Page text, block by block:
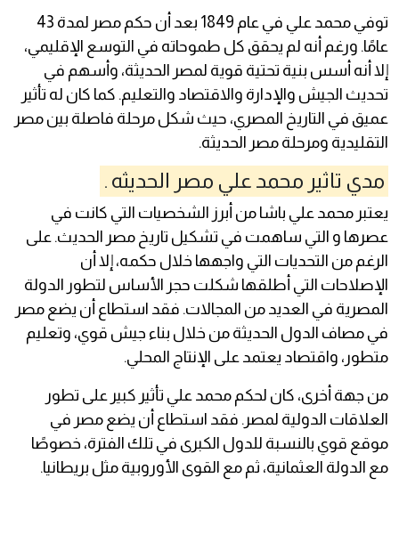
توفي محمد علي في عام 1849 بعد أن حكم مصر لمدة 43
عامًا. ورغم أنه لم يحقق كل طموحاته في التوسع الإقليمي،
إلا أنه أسس بنية تحتية قوية لمصر الحديثة، وأسهم في
تحديث الجيش والإدارة والاقتصاد والتعليم. كما كان له تأثير
عميق في التاريخ المصري، حيث شكل مرحلة فاصلة بين مصر
التقليدية ومرحلة مصر الحديثة.
مدي تاثير محمد علي مصر الحديثه .
يعتبر محمد علي باشا من أبرز الشخصيات التي كانت في
عصرها و التي ساهمت في تشكيل تاريخ مصر الحديث. على
الرغم من التحديات التي واجهها خلال حكمه، إلا أن
الإصلاحات التي أطلقها شكلت حجر الأساس لتطور الدولة
المصرية في العديد من المجالات. فقد استطاع أن يضع مصر
في مصاف الدول الحديثة من خلال بناء جيش قوي، وتعليم
متطور، واقتصاد يعتمد على الإنتاج المحلي.
من جهة أخرى، كان لحكم محمد علي تأثير كبير على تطور
العلاقات الدولية لمصر. فقد استطاع أن يضع مصر في
موقع قوي بالنسبة للدول الكبرى في تلك الفترة، خصوصًا
مع الدولة العثمانية، ثم مع القوى الأوروبية مثل بريطانيا.